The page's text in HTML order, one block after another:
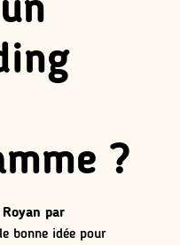
?
par
bonne idée pour